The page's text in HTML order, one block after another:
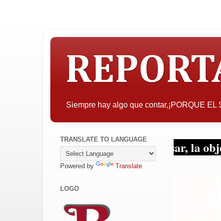
Siempre hay algo que contar,¡PORQUE
A quien pueda interesar, la objetividad
TRANSLATE TO LANGUAGE
Powered by Translate
LOGO